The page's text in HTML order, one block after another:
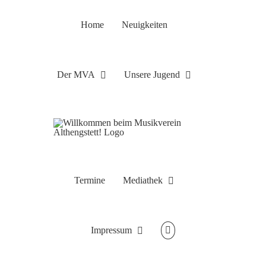
Home Neuigkeiten
Der MVA Unsere Jugend
Termine Mediathek
Impressum